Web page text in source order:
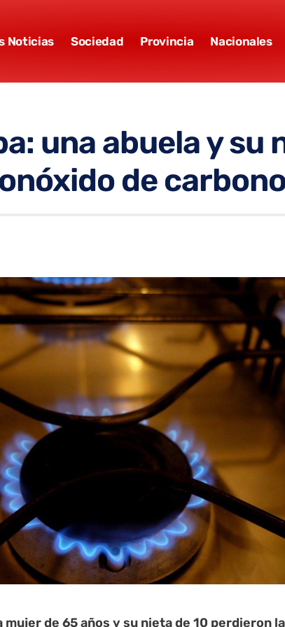
Noticias Sociedad Provincia Nacionales
una abuela y su
de
mujer de 65 años y su nieta de 10 perdieron